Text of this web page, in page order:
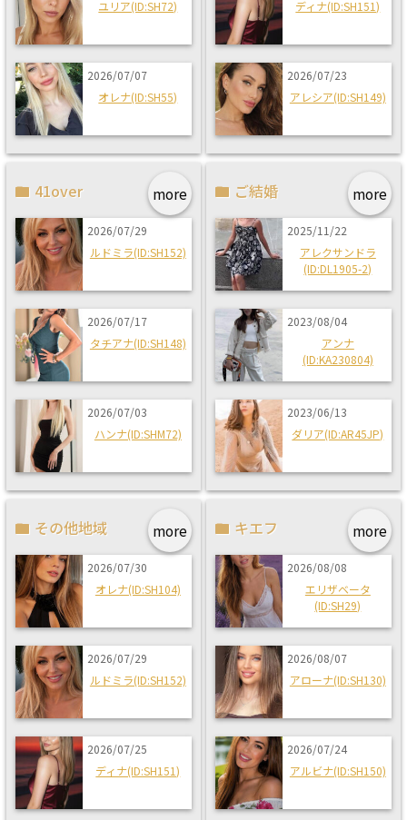
ユリア(ID:SH72)
2026/07/07
オレナ(ID:SH55)
ディナ(ID:SH151)
2026/07/23
アレシア(ID:SH149)
more
41over
2026/07/29
ルドミラ(ID:SH152)
2026/07/17
タチアナ(ID:SH148)
2026/07/03
ハンナ(ID:SHM72)
more
ご結婚
2025/11/22
アレクサンドラ
(ID:DL1905-2)
2023/08/04
アンナ
(ID:KA230804)
2023/06/13
ダリア(ID:AR45JP)
more
その他地域
2026/07/30
オレナ(ID:SH104)
2026/07/29
ルドミラ(ID:SH152)
2026/07/25
ディナ(ID:SH151)
more
キエフ
2026/08/08
エリザベータ
(ID:SH29)
2026/08/07
アローナ(ID:SH130)
2026/07/24
アルビナ(ID:SH150)